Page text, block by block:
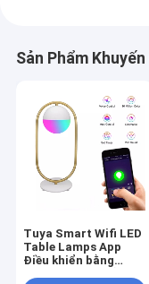
Sản Phẩm Khuyến
Tuya Smart Wifi LED
Table Lamps App
Điều khiển bằng